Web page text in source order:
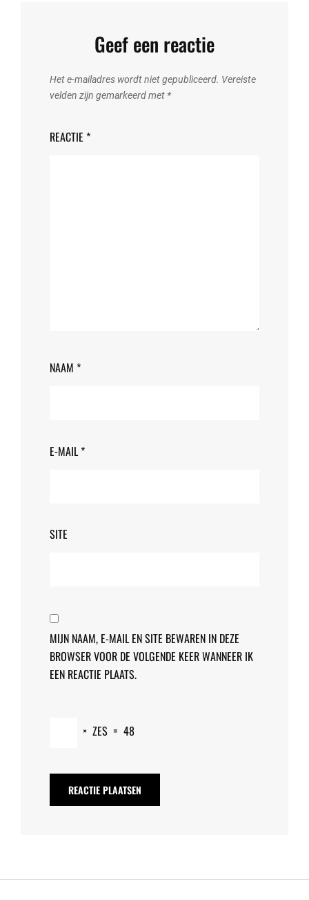
Geef een reactie
Het e-mailadres wordt niet gepubliceerd. Vereiste
velden zijn gemarkeerd met *
REACTIE *
NAAM *
E-MAIL *
SITE
MIJN NAAM, E-MAIL EN SITE BEWAREN IN DEZE
BROWSER VOOR DE VOLGENDE KEER WANNEER IK
EEN REACTIE PLAATS.
× ZES = 48